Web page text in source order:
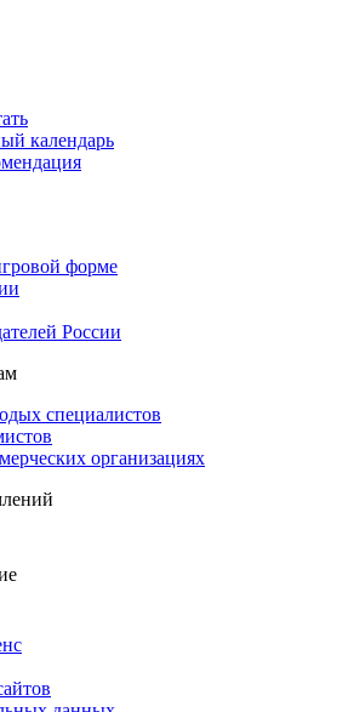
календарь
форме
России
специалистов
организациях